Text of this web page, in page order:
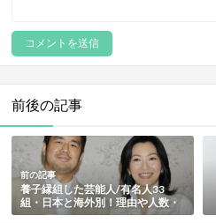
前後の記事
前の記事
養子縁組した芸能人/有名人33
組・日本と海外別！理由や人数・
日本の制度の概要と条件も徹底解